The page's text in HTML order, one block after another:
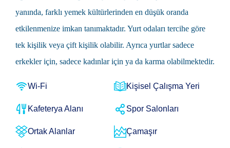
yanında, farklı yemek kültürlerinden en düşük oranda
etkilenmenize imkan tanımaktadır. Yurt odaları tercihe göre
tek kişilik veya çift kişilik olabilir. Ayrıca yurtlar sadece
erkekler için, sadece kadınlar için ya da karma olabilmektedir.
Wi-Fi Kişisel Çalışma Yeri
Kafeterya Alanı Spor Salonları
Ortak Alanlar Çamaşır